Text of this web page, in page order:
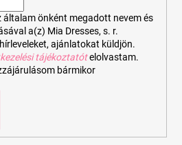
általam önként megadott nevem és
a(z) Mia Dresses, s. r.
ajánlatokat küldjön.
tájékoztatót elolvastam.
bármikor